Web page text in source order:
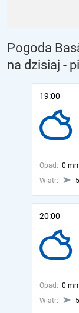
Pogoda
na dzisiaj -
19:00
Opad: 0
Wiatr:
20:00
Opad: 0
Wiatr: